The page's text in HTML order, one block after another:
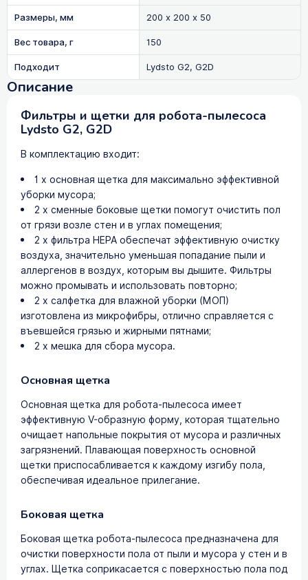
Размеры, мм
200 х 200 х 50
Вес товара, г
150
Подходит
Lydsto G2, G2D
Описание
Фильтры и щетки для робота-пылесоса
Lydsto G2, G2D
В комплектацию входит:
1 х основная щетка для максимально эффективной
уборки мусора;
2 х сменные боковые щетки помогут очистить пол
от грязи возле стен и в углах помещения;
2 х фильтра HEPA обеспечат эффективную очистку
воздуха, значительно уменьшая попадание пыли и
аллергенов в воздух, которым вы дышите. Фильтры
можно промывать и использовать повторно;
2 х салфетка для влажной уборки (МОП)
изготовлена из микрофибры, отлично справляется с
въевшейся грязью и жирными пятнами;
2 х мешка для сбора мусора.
Основная щетка
Основная щетка для робота-пылесоса имеет
эффективную V-образную форму, которая тщательно
очищает напольные покрытия от мусора и различных
загрязнений. Плавающая поверхность основной
щетки приспосабливается к каждому изгибу пола,
обеспечивая идеальное прилегание.
Боковая щетка
Боковая щетка робота-пылесоса предназначена для
очистки поверхности пола от пыли и мусора у стен и в
углах. Щетка соприкасается с поверхностью пола под